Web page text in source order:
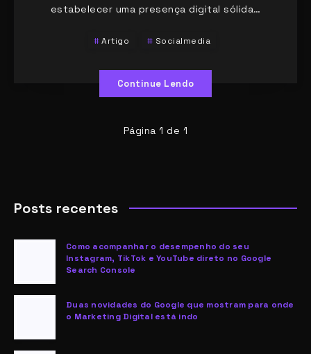
estabelecer uma presença digital sólida…
Artigo Socialmedia
Continue Lendo
Página 1 de 1
Posts recentes
Como acompanhar o desempenho do seu
Instagram, TikTok e YouTube direto no Google
Search Console
Duas novidades do Google que mostram para onde
o Marketing Digital está indo